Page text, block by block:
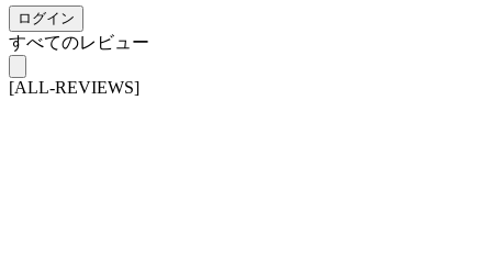
ログイン
すべてのレビュー
[ALL-REVIEWS]